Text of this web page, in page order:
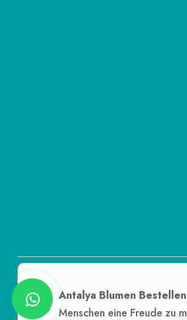
Antalya Blumen Bestellen
Menschen eine Freude zu